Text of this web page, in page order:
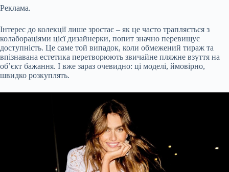
Реклама.
Інтерес до колекції лише зростає – як це часто трапляється з
колабораціями цієї дизайнерки, попит значно перевищує
доступність. Це саме той випадок, коли обмежений тираж та
впізнавана естетика перетворюють звичайне пляжне взуття на
об’єкт бажання. І вже зараз очевидно: ці моделі, ймовірно,
швидко розкуплять.